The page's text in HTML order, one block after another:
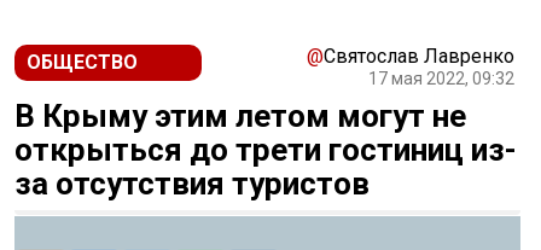
ОБЩЕСТВО @Святослав Лавренко
17 мая 2022, 09:32
В Крыму этим летом могут не
открыться до трети гостиниц из-
за отсутствия туристов